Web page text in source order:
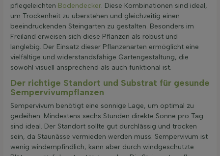
pflegeleichten Bodendecker. Diese Kombinationen sind ideal,
um Trockenheit zu überstehen und gleichzeitig einen
beeindruckenden Steingarten zu gestalten. Besonders im
Freiland erweisen sich diese Pflanzen als robust und
langlebig. Der Einsatz dieser Pflanzenarten ermöglicht eine
vielfältige und widerstandsfähige Gartengestaltung, die
sowohl visuell ansprechend als auch funktional ist.
Der richtige Standort und Substrat für gesunde
Sempervivumpflanzen
Sempervivum benötigt eine sonnige Lage, um optimal zu
gedeihen. Mindestens sechs Stunden direkte Sonne pro Tag
sind ideal. Der Standort sollte gut durchlässig und trocken
sein, da Staunässe vermieden werden muss. Sempervivum ist
wenig windempfindlich, kann aber durch windgeschützte